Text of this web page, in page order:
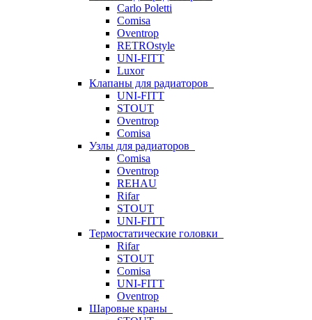
Carlo Poletti
Comisa
Oventrop
RETROstyle
UNI-FITT
Luxor
Клапаны для радиаторов
UNI-FITT
STOUT
Oventrop
Comisa
Узлы для радиаторов
Comisa
Oventrop
REHAU
Rifar
STOUT
UNI-FITT
Термостатические головки
Rifar
STOUT
Comisa
UNI-FITT
Oventrop
Шаровые краны